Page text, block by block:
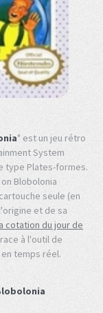
" est un jeu rétro
System
type Plates-formes.
on Blobolonia
seule (en
et de sa
cotation du jour de
à l'outil de
temps réel.